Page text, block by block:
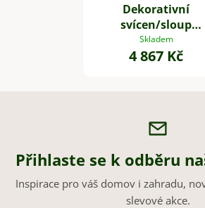
Dekorativní
svícen/sloup
CANDELA, dřevo,
výška 100 cm,
Skladem
4 867 Kč
Přihlaste se k odběru
Inspirace pro váš domov i zahradu,
slevové akce.